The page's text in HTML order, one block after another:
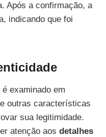
Após a confirmação, a
indicando que foi
examinado em
outras características
sua legitimidade.
atenção aos detalhes